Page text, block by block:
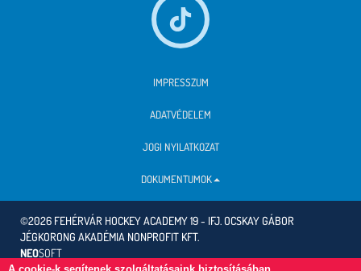
IMPRESSZUM
ADATVÉDELEM
JOGI NYILATKOZAT
DOKUMENTUMOK
©2026 FEHÉRVÁR HOCKEY ACADEMY 19 - IFJ. OCSKAY GÁBOR
JÉGKORONG AKADÉMIA NONPROFIT KFT.
NEOSOFT